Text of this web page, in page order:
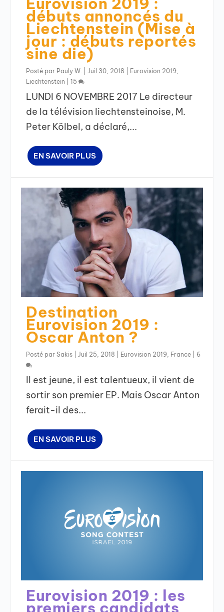
débuts annoncés du
Liechtenstein (Mise à
jour : débuts reportés
sine die)
Posté par Pauly W. |Juil 30, 2018 Eurovision 2019,
Liechtenstein |15
LUNDI 6 NOVEMBRE 2017 Le directeur
de la télévision liechtensteinoise, M.
Peter Kölbel, a déclaré,...
EN SAVOIR PLUS
Destination
Eurovision 2019 :
Oscar Anton ?
Posté parSakis |Juil 25, 2018 Eurovision 2019, France 6
Il est jeune, il est talentueux, il vient de
sortir son premier EP. Mais Oscar Anton
ferait-il des...
EN SAVOIR PLUS
Eurovision 2019 : les
premiers candidats